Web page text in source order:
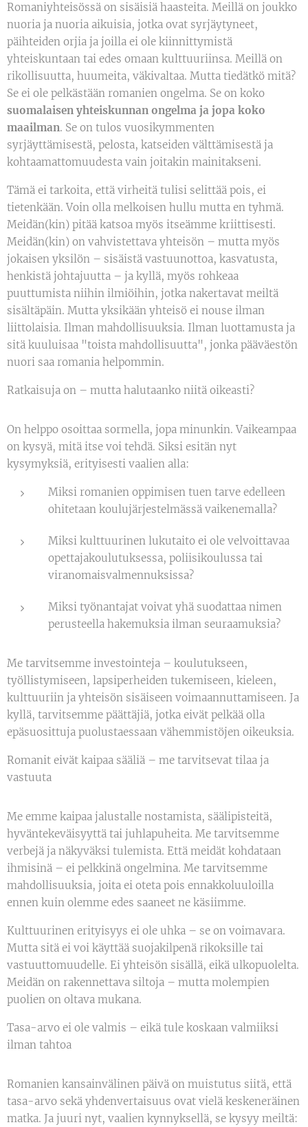
Romaniyhteisössä on sisäisiä haasteita. Meillä on joukko
nuoria ja nuoria aikuisia, jotka ovat syrjäytyneet,
päihteiden orjia ja joilla ei ole kiinnittymistä
yhteiskuntaan tai edes omaan kulttuuriinsa. Meillä on
rikollisuutta, huumeita, väkivaltaa. Mutta tiedätkö mitä?
Se ei ole pelkästään romanien ongelma. Se on koko
suomalaisen yhteiskunnan ongelma ja jopa koko
maailman. Se on tulos vuosikymmenten
syrjäyttämisestä, pelosta, katseiden välttämisestä ja
kohtaamattomuudesta vain joitakin mainitakseni.
Tämä ei tarkoita, että virheitä tulisi selittää pois, ei
tietenkään. Voin olla melkoisen hullu mutta en tyhmä.
Meidän(kin) pitää katsoa myös itseämme kriittisesti.
Meidän(kin) on vahvistettava yhteisön – mutta myös
jokaisen yksilön – sisäistä vastuunottoa, kasvatusta,
henkistä johtajuutta – ja kyllä, myös rohkeaa
puuttumista niihin ilmiöihin, jotka nakertavat meiltä
sisältäpäin. Mutta yksikään yhteisö ei nouse ilman
liittolaisia. Ilman mahdollisuuksia. Ilman luottamusta ja
sitä kuuluisaa "toista mahdollisuutta", jonka pääväestön
nuori saa romania helpommin.
Ratkaisuja on – mutta halutaanko niitä oikeasti?
On helppo osoittaa sormella, jopa minunkin. Vaikeampaa
on kysyä, mitä itse voi tehdä. Siksi esitän nyt
kysymyksiä, erityisesti vaalien alla:
Miksi romanien oppimisen tuen tarve edelleen
ohitetaan koulujärjestelmässä vaikenemalla?
Miksi kulttuurinen lukutaito ei ole velvoittavaa
opettajakoulutuksessa, poliisikoulussa tai
viranomaisvalmennuksissa?
Miksi työnantajat voivat yhä suodattaa nimen
perusteella hakemuksia ilman seuraamuksia?
Me tarvitsemme investointeja – koulutukseen,
työllistymiseen, lapsiperheiden tukemiseen, kieleen,
kulttuuriin ja yhteisön sisäiseen voimaannuttamiseen. Ja
kyllä, tarvitsemme päättäjiä, jotka eivät pelkää olla
epäsuosittuja puolustaessaan vähemmistöjen oikeuksia.
Romanit eivät kaipaa sääliä – me tarvitsevat tilaa ja
vastuuta
Me emme kaipaa jalustalle nostamista, säälipisteitä,
hyväntekeväisyyttä tai juhlapuheita. Me tarvitsemme
verbejä ja näkyväksi tulemista. Että meidät kohdataan
ihmisinä – ei pelkkinä ongelmina. Me tarvitsemme
mahdollisuuksia, joita ei oteta pois ennakkoluuloilla
ennen kuin olemme edes saaneet ne käsiimme.
Kulttuurinen erityisyys ei ole uhka – se on voimavara.
Mutta sitä ei voi käyttää suojakilpenä rikoksille tai
vastuuttomuudelle. Ei yhteisön sisällä, eikä ulkopuolelta.
Meidän on rakennettava siltoja – mutta molempien
puolien on oltava mukana.
Tasa-arvo ei ole valmis – eikä tule koskaan valmiiksi
ilman tahtoa
Romanien kansainvälinen päivä on muistutus siitä, että
tasa-arvo sekä yhdenvertaisuus ovat vielä keskeneräinen
matka. Ja juuri nyt, vaalien kynnyksellä, se kysyy meiltä: